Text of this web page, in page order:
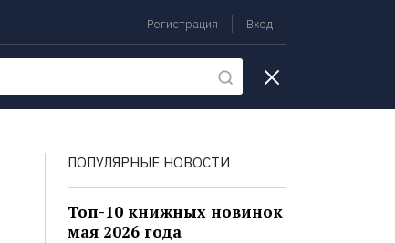
Регистрация Вход
ПОПУЛЯРНЫЕ НОВОСТИ
Топ-10 книжных новинок
мая 2026 года